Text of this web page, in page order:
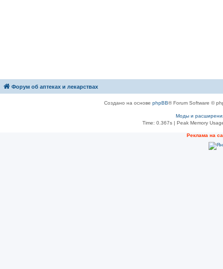
Форум об аптеках и лекарствах
Создано на основе phpBB® Forum Software ©
Моды и
Time: 0.367s| Peak Memory
Рeклама на